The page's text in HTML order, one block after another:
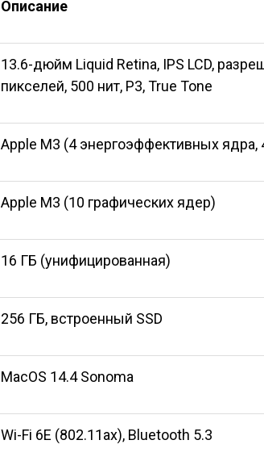
Описание
13.6-дюйм Liquid Retina, IPS LCD,
пикселей, 500 нит, P3, True Tone
Apple M3 (4 энергоэффективных ядра,
Apple M3 (10 графических ядер)
16 ГБ (унифицированная)
256 ГБ, встроенный SSD
MacOS 14.4 Sonoma
Wi-Fi 6E (802.11ax), Bluetooth 5.3